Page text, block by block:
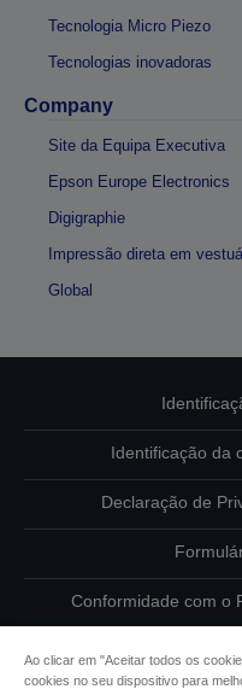
Tecnologia Micro Piezo
Tecnologias inovadoras
Company
Site da Equipa Executiva
Epson Europe Electronics
Digigraphie
Impressão direta em
Global
Identificação da
Declaração de
Conformidade com o
Ao clicar em "Aceitar todos os
cookies no seu dispositivo para